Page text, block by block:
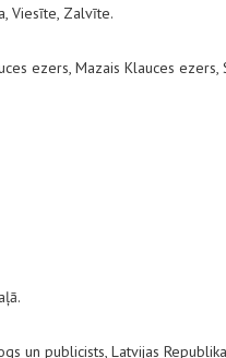
Viesīte, Zalvīte.
ezers, Mazais Klauces ezers,
un publicists, Latvijas